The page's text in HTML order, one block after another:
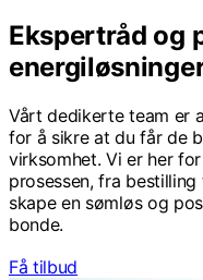
Ekspertråd og
Vårt dedikerte team er
for å sikre at du får de
virksomhet. Vi er her
prosessen, fra
skape en sømløs og
bonde.
Få tilbud